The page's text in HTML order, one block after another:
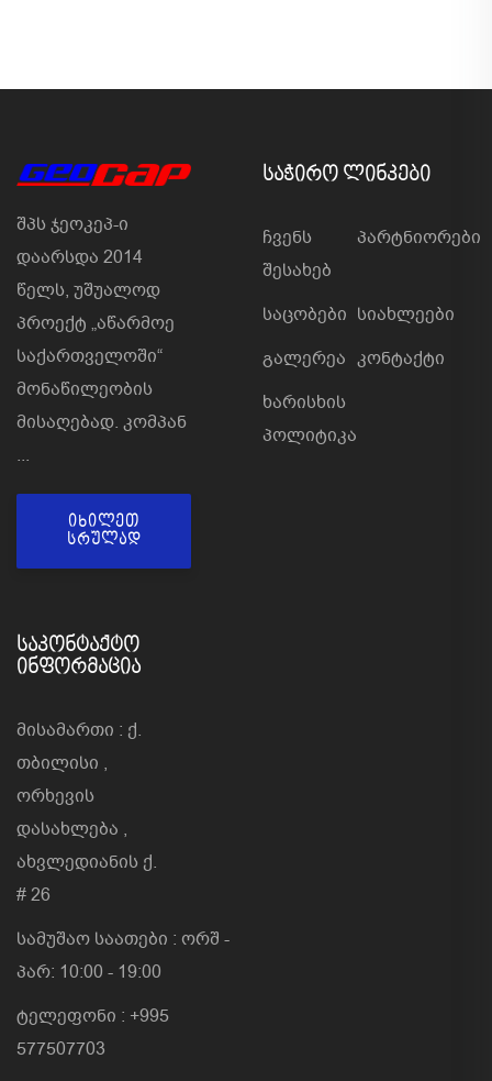
შპს ჯეოკეპ-ი
დაარსდა 2014
წელს, უშუალოდ
პროექტ „აწარმოე
საქართველოში“
მონაწილეობის
მისაღებად. კომპან
...
ᲘᲮᲘᲚᲔᲗ
ᲡᲠᲣᲚᲐᲓ
ᲡᲐᲭᲘᲠᲝ ᲚᲘᲜᲙᲔᲑᲘ
Ჩვენს
Შესახებ
Პარტნიორები
Საცობები Სიახლეები
Გალერეა Კონტაქტი
Ხარისხის
Პოლიტიკა
ᲡᲐᲙᲝᲜᲢᲐᲥᲢᲝ
ᲘᲜᲤᲝᲠᲛᲐᲪᲘᲐ
მისამართი : ქ.
თბილისი ,
ორხევის
დასახლება ,
ახვლედიანის ქ.
# 26
სამუშაო საათები : ორშ -
პარ: 10:00 - 19:00
ტელეფონი : +995
577507703